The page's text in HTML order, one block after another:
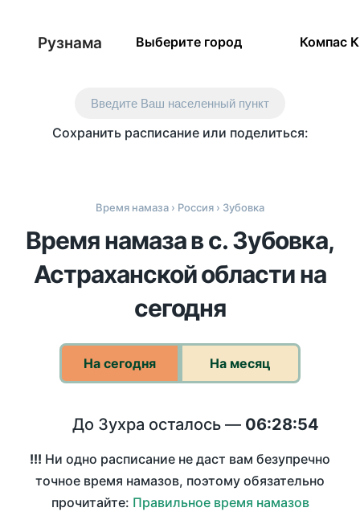
Рузнама Выберите город Компас
Введите Ваш населенный пункт
Сохранить расписание или поделиться:
Время намаза › Россия › Зубовка
Время намаза в с. Зубовка,
Астраханской области на
сегодня
На сегодня На месяц
До Зухра осталось — 06:28:54
!!! Ни одно расписание не даст вам безупречно
точное время намазов, поэтому обязательно
прочитайте: Правильное время намазов